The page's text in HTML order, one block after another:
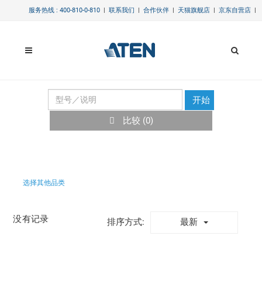
服务热线 : 400-810-0-810 | 联系我们 | 合作伙伴 | 天猫旗舰店 | 京东自营店 |
开始
比较 (0)
选择其他品类
最新
排序方式:
没有记录